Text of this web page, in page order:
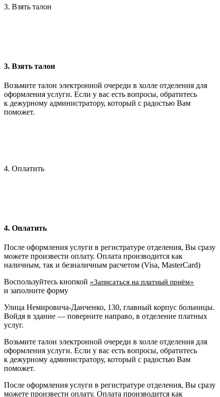
3. Взять талон
3. Взять талон
Возьмите талон электронной очереди в холле отделения для
оформления услуги. Если у вас есть вопросы, обратитесь
к дежурному администратору, который с радостью Вам
поможет.
4. Оплатить
4. Оплатить
После оформления услуги в регистратуре отделения, Вы сразу
можете произвести оплату. Оплата производится как
наличным, так и безналичным расчетом (Visa, MasterCard)
Воспользуйтесь кнопкой «Записаться на платный приём»
и заполните форму
Улица Немировича-Данченко, 130, главный корпус больницы.
Войдя в здание — поверните направо, в отделение платных
услуг.
Возьмите талон электронной очереди в холле отделения для
оформления услуги. Если у вас есть вопросы, обратитесь
к дежурному администратору, который с радостью Вам
поможет.
После оформления услуги в регистратуре отделения, Вы сразу
можете произвести оплату. Оплата производится как